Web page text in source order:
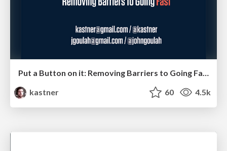
Put a Button on it: Removing Barriers to Going Fast.
kastner
60 4.5k